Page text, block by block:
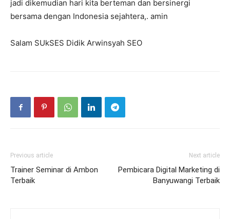
jadi dikemudian hari kita berteman dan bersinergi
bersama dengan Indonesia sejahtera,. amin
Salam SUkSES Didik Arwinsyah SEO
Previous article
Trainer Seminar di Ambon
Terbaik
Next article
Pembicara Digital Marketing di
Banyuwangi Terbaik